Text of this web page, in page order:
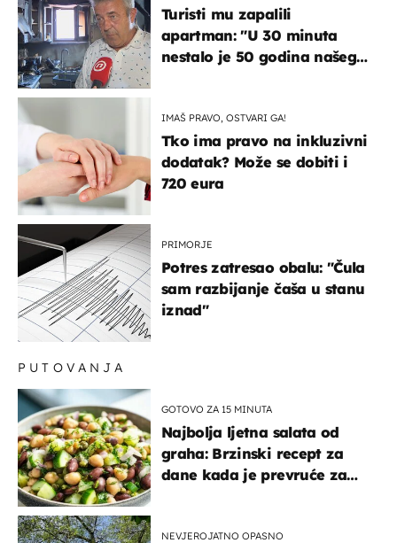
Turisti mu zapalili
apartman: "U 30 minuta
nestalo je 50 godina našeg
IMAŠ PRAVO, OSTVARI GA!
Tko ima pravo na inkluzivni
dodatak? Može se dobiti i
720 eura
PRIMORJE
Potres zatresao obalu: "Čula
sam razbijanje čaša u stanu
iznad"
PUTOVANJA
GOTOVO ZA 15 MINUTA
Najbolja ljetna salata od
graha: Brzinski recept za
dane kada je prevruće za
NEVJEROJATNO OPASNO